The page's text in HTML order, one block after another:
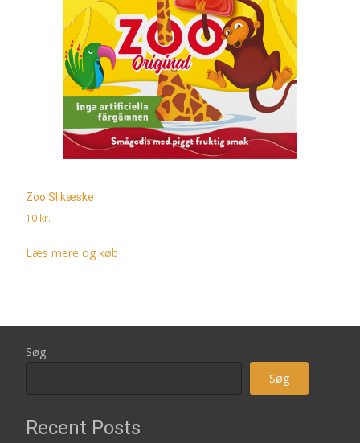
Zoo Slikæske
10 kr.
Læs mere og køb
Søg
Søg
Recent Posts